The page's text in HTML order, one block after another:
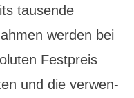
tau­sen­de
werden bei
Fest­preis
und die verwen­